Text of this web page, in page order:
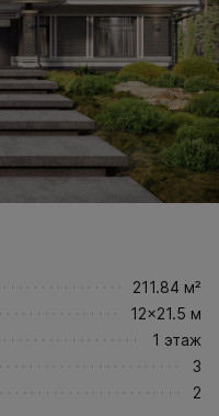
211.84 м²
12x21.5 м
1 этаж
3
2